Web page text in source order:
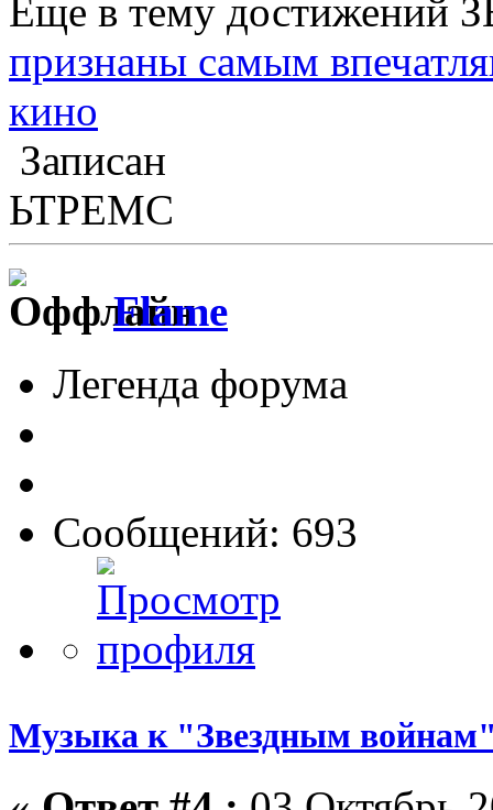
Еще в тему достижений
признаны самым
кино
Записан
ЬТРЕМС
Flame
Легенда форума
Сообщений: 693
Музыка к "Звездным